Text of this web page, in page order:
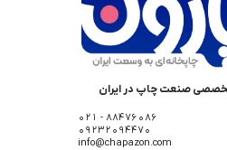
صنعت چاپ در ایران
88476086 - 021
09232094470
info@chapazon.com